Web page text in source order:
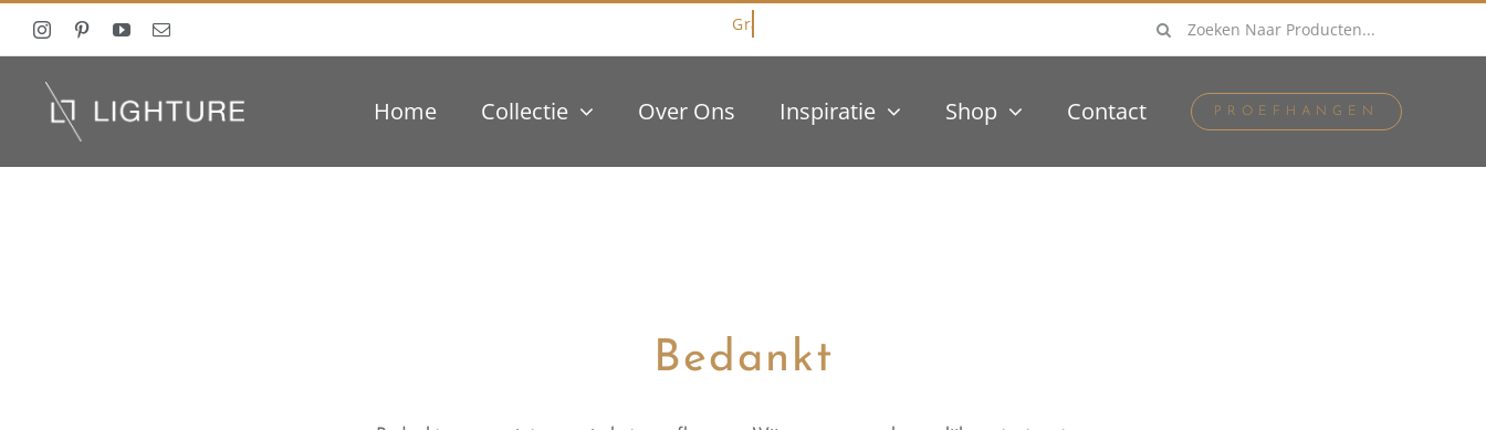
inhoud
Zoeken
naar:
Home Collectie Over Ons Inspiratie Shop Contact PROEFHANGEN
Bedankt